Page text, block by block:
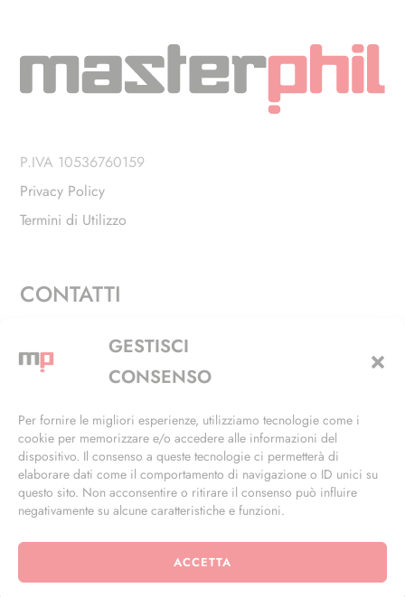
GESTISCI
CONSENSO
Per fornire le migliori esperienze, utilizziamo tecnologie come i
cookie per memorizzare e/o accedere alle informazioni del
dispositivo. Il consenso a queste tecnologie ci permetterà di
elaborare dati come il comportamento di navigazione o ID unici su
questo sito. Non acconsentire o ritirare il consenso può influire
negativamente su alcune caratteristiche e funzioni.
ACCETTA
P.IVA 10536760159
Privacy Policy
Termini di Utilizzo
CONTATTI
Via Alfieri, 27 - Trezzano Sul Naviglio (MI)
+39 02 4846 3155
info@masterphil.it